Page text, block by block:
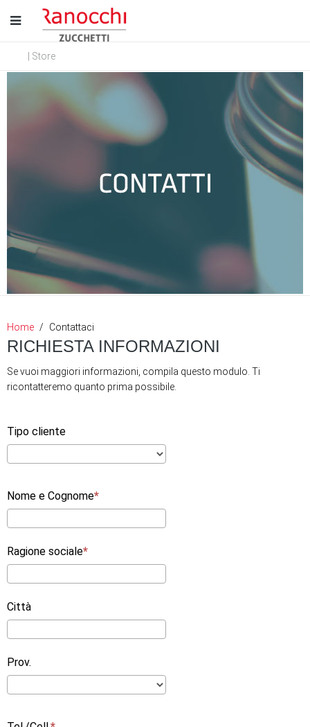
| Store
Home Contattaci
RICHIESTA INFORMAZIONI
Se vuoi maggiori informazioni, compila questo modulo. Ti
ricontatteremo quanto prima possibile.
Tipo cliente
Nome e Cognome
Ragione sociale
Città
Prov.